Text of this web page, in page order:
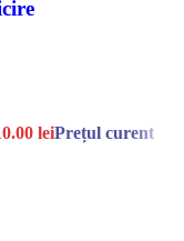
leiPrețul curent